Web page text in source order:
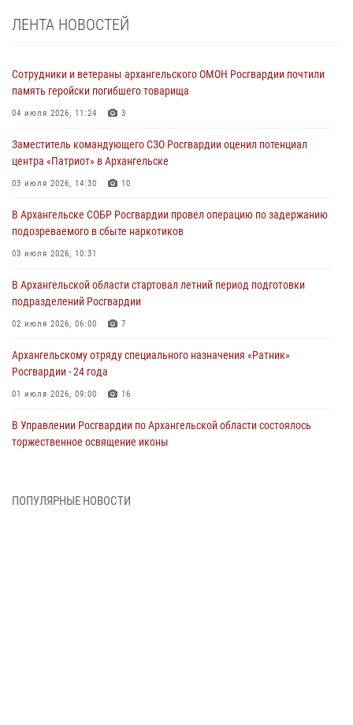
ЛЕНТА НОВОСТЕЙ
Сотрудники и ветераны архангельского ОМОН Росгвардии почтили
память геройски погибшего товарища
04 июля 2026, 11:24 3
Заместитель командующего СЗО Росгвардии оценил потенциал
центра «Патриот» в Архангельске
03 июля 2026, 14:30 10
В Архангельске СОБР Росгвардии провел операцию по задержанию
подозреваемого в сбыте наркотиков
03 июля 2026, 10:31
В Архангельской области стартовал летний период подготовки
подразделений Росгвардии
02 июля 2026, 06:00 7
Архангельскому отряду специального назначения «Ратник»
Росгвардии - 24 года
01 июля 2026, 09:00 16
В Управлении Росгвардии по Архангельской области состоялось
торжественное освящение иконы
Военнослужащие по призыву из Архангельской области приняли
ПОПУЛЯРНЫЕ НОВОСТИ